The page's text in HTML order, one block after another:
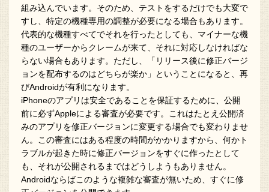
組み込んでいます。そのため、テストをするだけでも大変で
すし、特定の機種専用の調整が必要になる場合もあります。
代表的な機種すべてでそれを行ったとしても、マイナーな機
種のユーザーからクレームが来て、それに対応しなければな
らない場合もあります。ただし、「リリース後に修正バージ
ョンを配布するのはどちらが楽か」ということになると、再
びAndroidが有利になります。
iPhoneのアプリは安全であることを保証するために、公開
前に必ずAppleによる審査が必要です。これはたとえ公開済
みのアプリを修正バージョンに変更する場合でも変わりませ
ん。この審査にはある程度の時間がかかりますから、何かト
ラブルが起きた時に修正バージョンをすぐに作ったとして
も、それが公開されるまではどうしようもありません。
Androidならばこのような複雑な審査が無いため、すぐに修